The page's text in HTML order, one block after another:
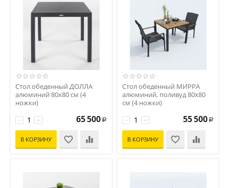
Стол обеденный ДОЛЛА
алюминий 80х80 см (4
ножки)
+
− 65 500 Р
В КОРЗИНУ
Стол обеденный МИРРА
алюминий, поливуд 80х80
см (4 ножки)
+
− 55 500 Р
В КОРЗИНУ